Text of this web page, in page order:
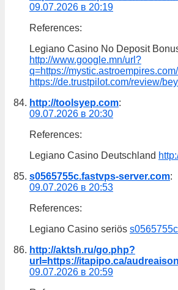
09.07.2026 в 20:19
References:
Legiano Casino No Deposit
http://www.google.mn/url?
q=https://
https://de.trustpilot.com/review/
http://toolsyep.com:
09.07.2026 в 20:30
References:
Legiano Casino Deutschland
s0565755c.fastvps-server.com:
09.07.2026 в 20:53
References:
Legiano Casino seriös
http://aktsh.ru/go.php?
url=https://itapipo.ca/
09.07.2026 в 20:59